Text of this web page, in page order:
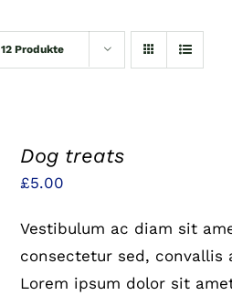
12 Produkte
Dog treats
£5.00
Vestibulum ac diam sit
consectetur sed, convallis
Lorem ipsum dolor sit